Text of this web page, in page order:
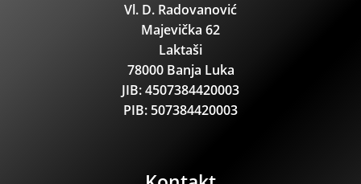
Vl. D. Radovanović
Majevička 62
Laktaši
78000 Banja Luka
JIB: 4507384420003
PIB: 507384420003